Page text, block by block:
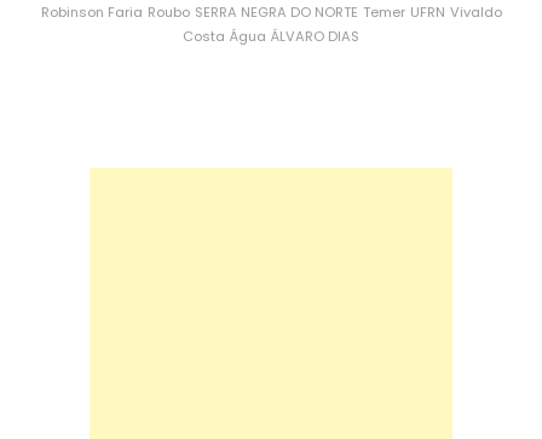
Robinson Faria Roubo SERRA NEGRA DO NORTE Temer UFRN Vivaldo
Costa Água ÁLVARO DIAS